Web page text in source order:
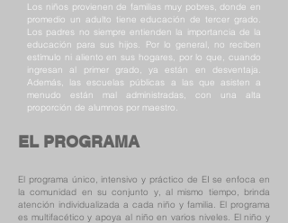
Los niños provienen de familias muy pobres, donde en
promedio un adulto tiene educación de tercer grado.
Los padres no siempre entienden la importancia de la
educación para sus hijos. Por lo general, no reciben
estímulo ni aliento en sus hogares, por lo que, cuando
ingresan al primer grado, ya están en desventaja.
Además, las escuelas públicas a las que asisten a
menudo están mal administradas, con una alta
proporción de alumnos por maestro.
EL PROGRAMA
El programa único, intensivo y práctico de EI se enfoca en
la comunidad en su conjunto y, al mismo tiempo, brinda
atención individualizada a cada niño y familia. El programa
es multifacético y apoya al niño en varios niveles. El niño y